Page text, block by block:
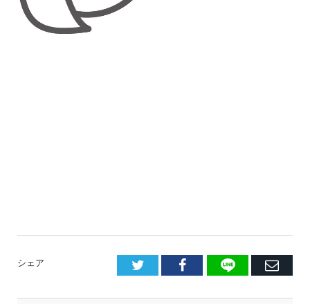
シェア Facebook
LINE
E